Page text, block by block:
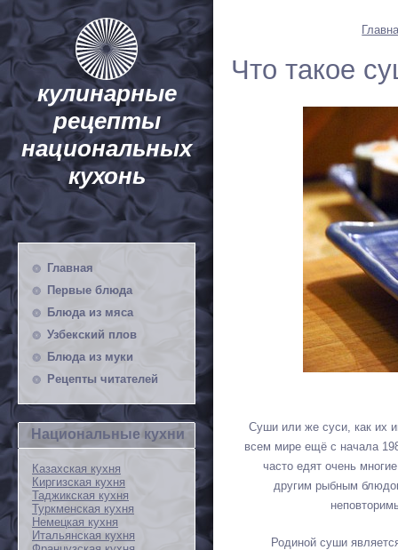
кулинарные
рецепты
национальных
кухонь
Главная
Первые блюда
Блюда из мяса
Узбекский плов
Блюда из муки
Рецепты читателей
Национальные кухни
Казахская кухня
Киргизская кухня
Таджикская кухня
Туркменская кухня
Немецкая кухня
Итальянская кухня
Что такое
Суши или же суси, как их
всем мире ещё с начала
часто едят очень
другим рыбным
Родиной суши